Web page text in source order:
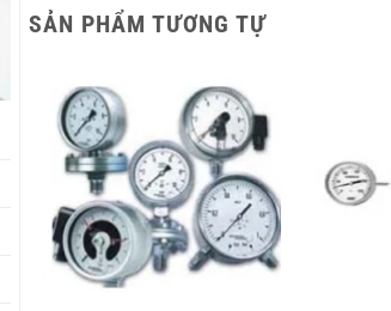
SẢN PHẨM TƯƠNG TỰ